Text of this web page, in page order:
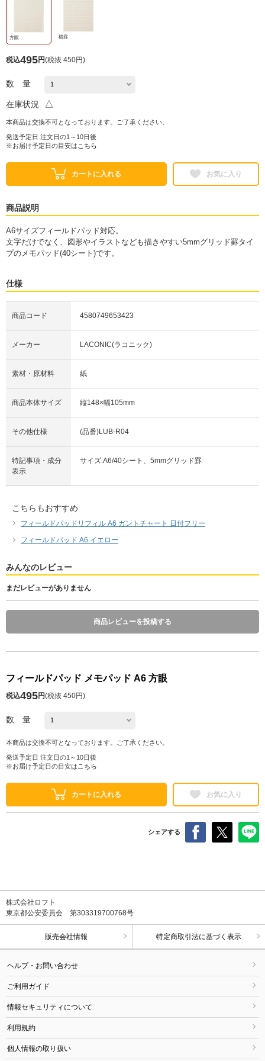
方眼 横罫
税込495円(税抜 450円)
数 量
在庫状況 △
本商品は交換不可となっております。ご了承ください。
発送予定日 注文日の1～10日後
※お届け予定日の目安は こちら
カートに入れる お気に入り
商品説明
A6サイズフィールドパッド対応。
文字だけでなく、図形やイラストなども描きやすい5mmグリッド罫タイ
プのメモパッド(40シート)です。
仕様
商品コード 4580749653423
メーカー LACONIC(ラコニック)
素材・原材料 紙
商品本体サイズ 縦148×幅105mm
その他仕様 (品番)LUB-R04
特記事項・成分
表示
サイズ:A6/40シート、5mmグリッド罫
こちらもおすすめ
フィールドパッドリフィル A6 ガントチャート 日付フリー
フィールドパッド A6 イエロー
みんなのレビュー
まだレビューがありません
商品レビューを投稿する
フィールドパッド メモパッド A6 方眼
税込495円(税抜 450円)
数 量
本商品は交換不可となっております。ご了承ください。
発送予定日 注文日の1～10日後
※お届け予定日の目安は こちら
カートに入れる お気に入り
シェアする
株式会社ロフト
東京都公安委員会 第303319700768号
販売会社情報 特定商取引法に基づく表示
ヘルプ・お問い合わせ
ご利用ガイド
情報セキュリティについて
利用規約
個人情報の取り扱い